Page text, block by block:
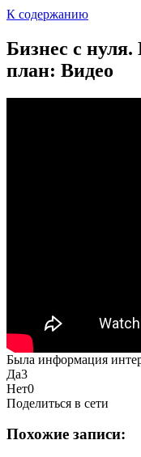
К содержанию
Бизнес с нуля.
план: Видео
Была информация
Да3
Нет0
Поделиться в сети
Похожие записи: